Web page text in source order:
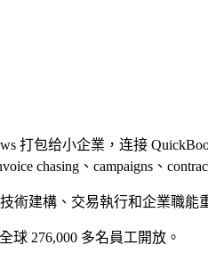
打包给小企業，连接
chasing、campaigns、
技術建構、交易執行和企業職
球 276,000 多名員工開放。